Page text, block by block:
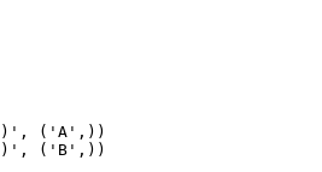
('A',))
('B',))